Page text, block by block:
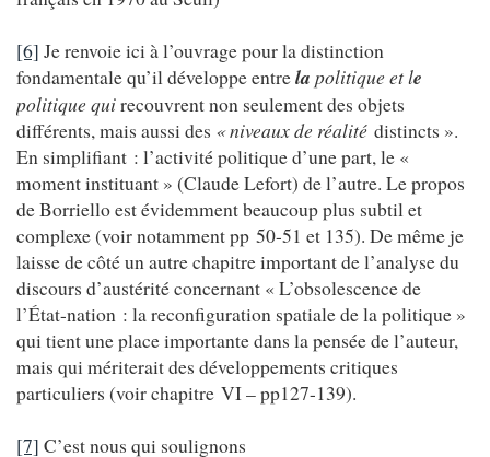
[6] Je renvoie ici à l’ouvrage pour la distinction
fondamentale qu’il développe entrela politique et le
politique quirecouvrent non seulement des objets
différents, mais aussi des « niveaux de réalité distincts ».
En simplifiant : l’activité politique d’une part, le «
moment instituant » (Claude Lefort) de l’autre. Le propos
de Borriello est évidemment beaucoup plus subtil et
complexe (voir notamment pp 50-51 et 135). De même je
laisse de côté un autre chapitre important de l’analyse du
discours d’austérité concernant « L’obsolescence de
l’État-nation : la reconfiguration spatiale de la politique »
qui tient une place importante dans la pensée de l’auteur,
mais qui mériterait des développements critiques
particuliers (voir chapitre VI – pp127-139).
[7] C’est nous qui soulignons